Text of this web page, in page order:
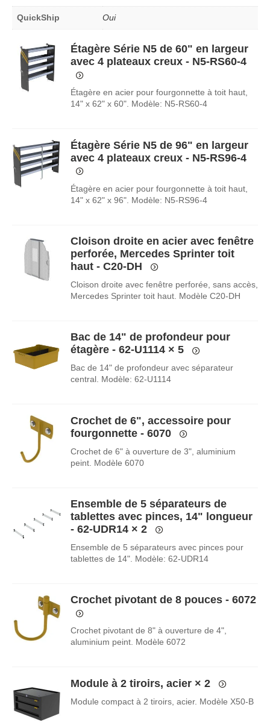
QuickShip Oui
Étagère Série N5 de 60" en largeur
avec 4 plateaux creux - N5-RS60-4
Étagère en acier pour fourgonnette à toit haut,
14" x 62" x 60". Modèle: N5-RS60-4
Étagère Série N5 de 96" en largeur
avec 4 plateaux creux - N5-RS96-4
Étagère en acier pour fourgonnette à toit haut,
14" x 62" x 96". Modèle: N5-RS96-4
Cloison droite en acier avec fenêtre
perforée, Mercedes Sprinter toit
haut - C20-DH
Cloison droite avec fenêtre perforée, sans accès,
Mercedes Sprinter toit haut. Modèle C20-DH
Bac de 14" de profondeur pour
étagère - 62-U1114× 5
Bac de 14" de profondeur avec séparateur
central. Modèle: 62-U1114
Crochet de 6", accessoire pour
fourgonnette - 6070
Crochet de 6" à ouverture de 3", aluminium
peint. Modèle 6070
Ensemble de 5 séparateurs de
tablettes avec pinces, 14" longueur
- 62-UDR14× 2
Ensemble de 5 séparateurs avec pinces pour
tablettes de 14". Modèle: 62-UDR14
Crochet pivotant de 8 pouces - 6072
Crochet pivotant de 8" à ouverture de 4",
aluminium peint. Modèle 6072
Module à 2 tiroirs, acier× 2
Module compact à 2 tiroirs, acier. Modèle X50-B